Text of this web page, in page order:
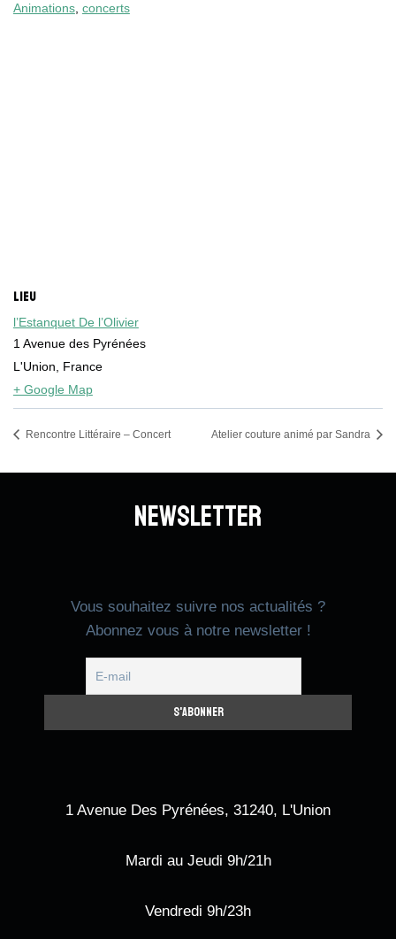
Animations, concerts
LIEU
l’Estanquet De l’Olivier
1 Avenue des Pyrénées
L'Union, France
+ Google Map
Rencontre Littéraire – Concert Atelier couture animé par Sandra
Newsletter
Vous souhaitez suivre nos actualités ?
Abonnez vous à notre newsletter !
1 Avenue Des Pyrénées, 31240, L'Union
Mardi au Jeudi 9h/21h
Vendredi 9h/23h